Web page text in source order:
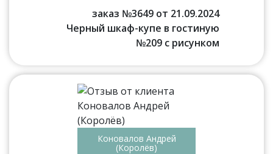
заказ №3649 от 21.09.2024
Черный шкаф-купе в гостиную
№209 с рисунком
Коновалов Андрей
(Королёв)